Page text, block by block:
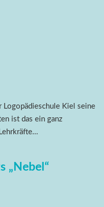
Logopädieschule Kiel seine
ist das ein ganz
„Nebel“